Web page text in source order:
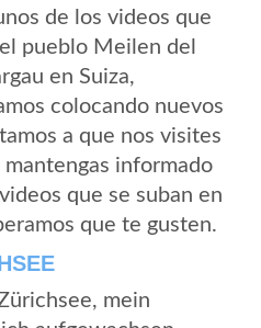
de los videos que
pueblo Meilen del
en Suiza,
colocando nuevos
a que nos visites
informado
que se suban en
que te gusten.
mein